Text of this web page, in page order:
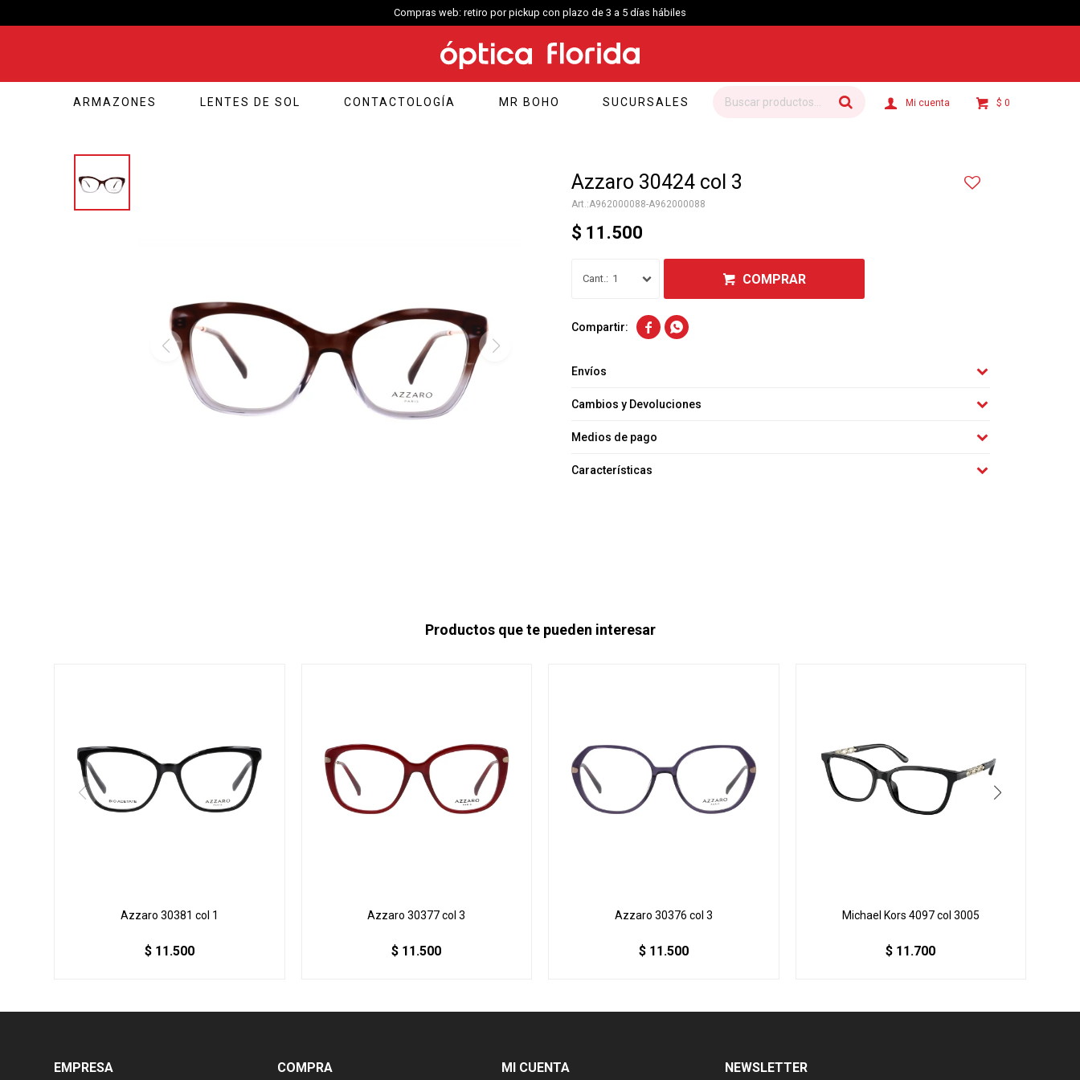
Compras web: retiro por pickup con plazo de 3 a 5 días hábiles
ARMAZONES LENTES DE SOL CONTACTOLOGÍA MR BOHO SUCURSALES $ 0
Azzaro 30424 col 3
A962000088-A962000088
$ 11.500
1 COMPRAR
 
Envíos
Cambios y Devoluciones
Medios de pago
Características
Productos que te pueden interesar
Azzaro 30381 col 1
$ 11.500
Azzaro 30377 col 3
$ 11.500
Azzaro 30376 col 3
$ 11.500
Michael Kors 4097 col 3005
$ 11.700
EMPRESA COMPRA MI CUENTA NEWSLETTER